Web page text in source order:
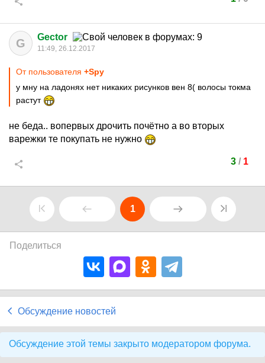
G Gector
11:49, 26.12.2017
От пользователя +Spy
у мну на ладонях нет никаких рисунков вен 8( волосы токма
растут
не беда.. вопервых дрочить почётно а во вторых
варежки те покупать не нужно
3/ 1
1
Поделиться
Обсуждение новостей
Обсуждение этой темы закрыто модератором форума.